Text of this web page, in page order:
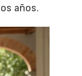
años.